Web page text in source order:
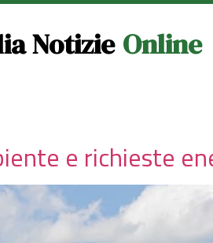
Notizie Online
e richieste